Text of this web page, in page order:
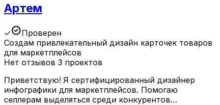
Артем
✓verifiedПроверен
Создам привлекательный дизайн карточек товаров
для маркетплейсов
Нет отзывов 3 проектов
Приветствую! Я сертифицированный дизайнер
инфографики для маркетплейсов. Помогаю
селлерам выделяться среди конкурентов…